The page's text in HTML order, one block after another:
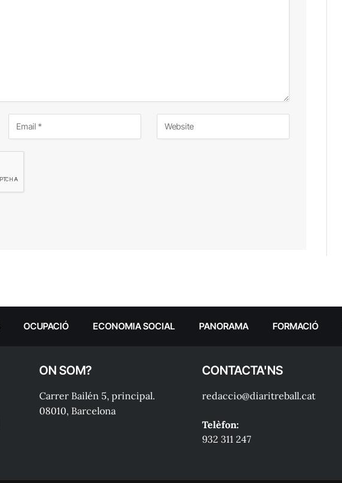
OCUPACIÓ ECONOMIA SOCIAL PANORAMA FORMACIÓ
ON SOM?
Carrer Bailén 5, principal.
08010, Barcelona
CONTACTA'NS
redaccio@diaritreball.cat
Telèfon:
932 311 247